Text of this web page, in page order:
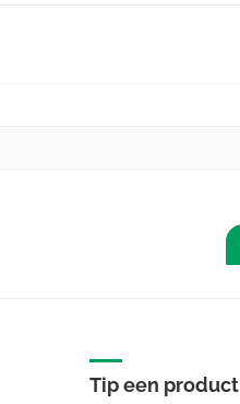
Tip een product